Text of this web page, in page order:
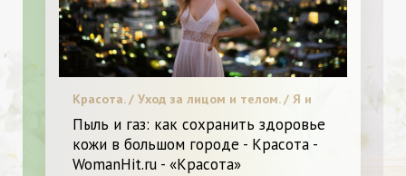
Красота. / Уход за лицом и телом. / Я и
Красота.
Пыль и газ: как сохранить здоровье
кожи в большом городе - Красота -
WomanHit.ru - «Красота»